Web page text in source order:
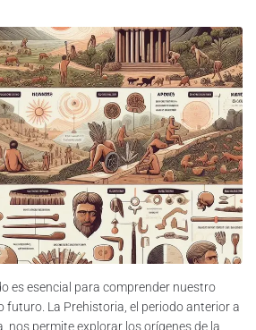
es esencial para comprender nuestro
futuro. La Prehistoria, el periodo anterior a
nos permite explorar los orígenes de la